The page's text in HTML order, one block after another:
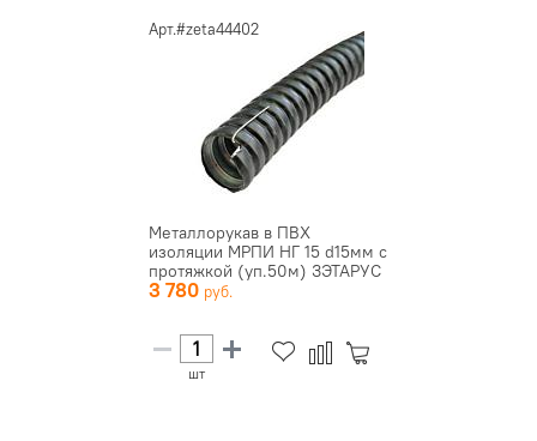
Арт.#zeta44402
Металлорукав в ПВХ
изоляции МРПИ НГ 15 d15мм с
протяжкой (уп.50м) ЗЭТАРУС
z...
3 780
шт